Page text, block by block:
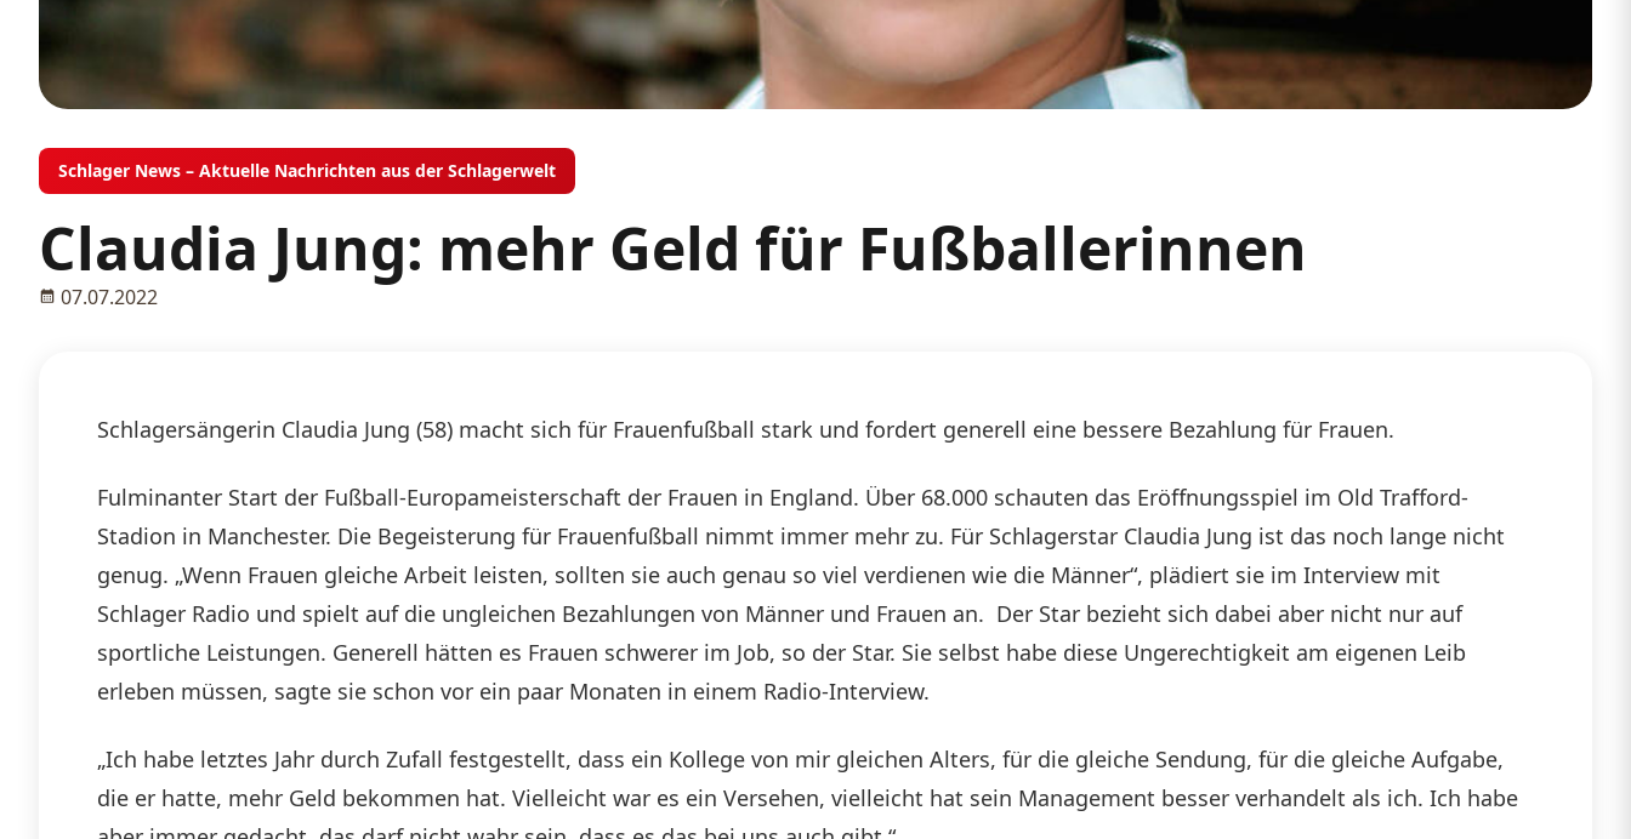
Schlager News – Aktuelle Nachrichten aus der Schlagerwelt
Claudia Jung: mehr Geld für Fußballerinnen
07.07.2022
Schlagersängerin Claudia Jung (58) macht sich für Frauenfußball stark und fordert generell eine bessere Bezahlung für Frauen.
Fulminanter Start der Fußball-Europameisterschaft der Frauen in England. Über 68.000 schauten das Eröffnungsspiel im Old Trafford-
Stadion in Manchester. Die Begeisterung für Frauenfußball nimmt immer mehr zu. Für Schlagerstar Claudia Jung ist das noch lange nicht
genug. „Wenn Frauen gleiche Arbeit leisten, sollten sie auch genau so viel verdienen wie die Männer“, plädiert sie im Interview mit
Schlager Radio und spielt auf die ungleichen Bezahlungen von Männer und Frauen an. Der Star bezieht sich dabei aber nicht nur auf
sportliche Leistungen. Generell hätten es Frauen schwerer im Job, so der Star. Sie selbst habe diese Ungerechtigkeit am eigenen Leib
erleben müssen, sagte sie schon vor ein paar Monaten in einem Radio-Interview.
„Ich habe letztes Jahr durch Zufall festgestellt, dass ein Kollege von mir gleichen Alters, für die gleiche Sendung, für die gleiche Aufgabe,
die er hatte, mehr Geld bekommen hat. Vielleicht war es ein Versehen, vielleicht hat sein Management besser verhandelt als ich. Ich habe